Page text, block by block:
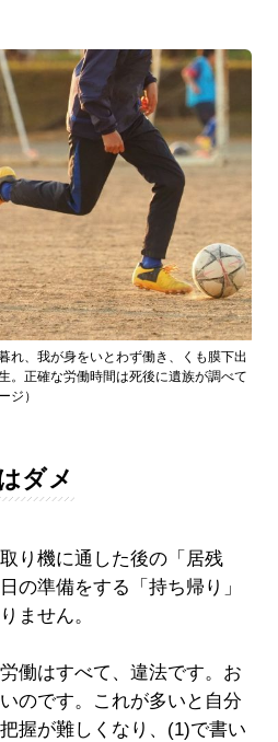
れ、我が身をいとわず働き、くも膜下出
。正確な労働時間は死後に遺族が調べて
ジ）
ダメ
り機に通した後の「居残
の準備をする「持ち帰り」
ません。
働はすべて、違法です。お
のです。これが多いと自分
握が難しくなり、(1)で書い